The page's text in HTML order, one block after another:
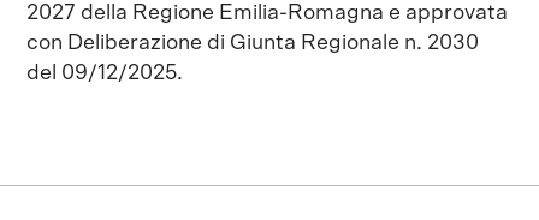
2027 della Regione Emilia-Romagna e approvata
con Deliberazione di Giunta Regionale n. 2030
del 09/12/2025.